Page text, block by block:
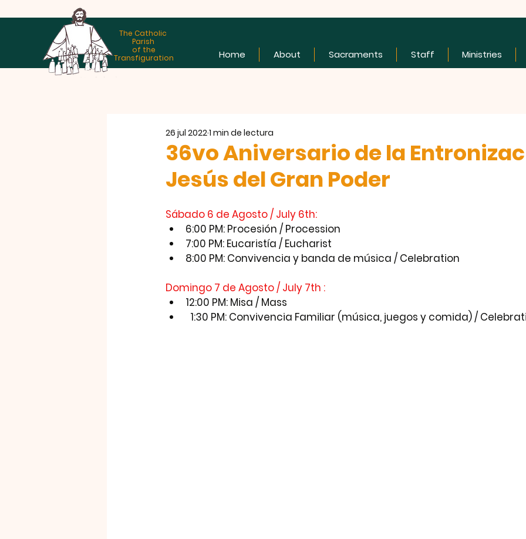
Home About Sacraments Staff Ministries
The Catholic
Parish
of the
Transfiguration
36vo Aniversario de la
Jesús del Gran Poder
26 jul 20221 min de lectura
Sábado 6 de Agosto / July 6th:
6:00 PM: Procesión / Procession
7:00 PM: Eucaristía / Eucharist
8:00 PM: Convivencia y banda de música / Celebration
Domingo 7 de Agosto / July 7th :
12:00 PM: Misa / Mass
1:30 PM: Convivencia Familiar (música, juegos y comida) /